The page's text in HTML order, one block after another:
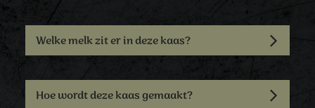
Welke melk zit er in deze kaas?
Hoe wordt deze kaas gemaakt?